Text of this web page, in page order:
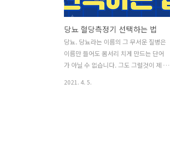
는 진단을 받고 2주일이 흘렀습니다. 당뇨
라는 병은 끝없이 관리해야 하는 병이라
고 들었습니다. 이 블로그는 제 당뇨에 대
한 기록을 적는 곳이 될 것입니다. 관리하
는 제 모습과 제가 공부하는 이 병에 대한
정보를 기록하고자 합니다. 오늘은 당뇨
부 ..
당뇨 혈당측정기 선택하는 법
당뇨. 당뇨라는 이름의 그 무서운 질병은
이름만 들어도 몸서리 치게 만드는 단어
가 아닐 수 없습니다. 그도 그럴것이 제 지
2021. 4. 5.